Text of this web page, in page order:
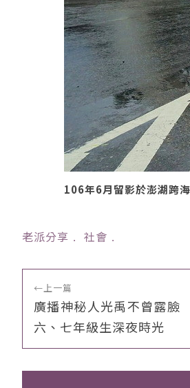
106年6月留影於澎湖跨
老派分享 ﹒ 社會 ﹒
←上一篇
廣播神秘人光禹不曾露
六、七年級生深夜時光